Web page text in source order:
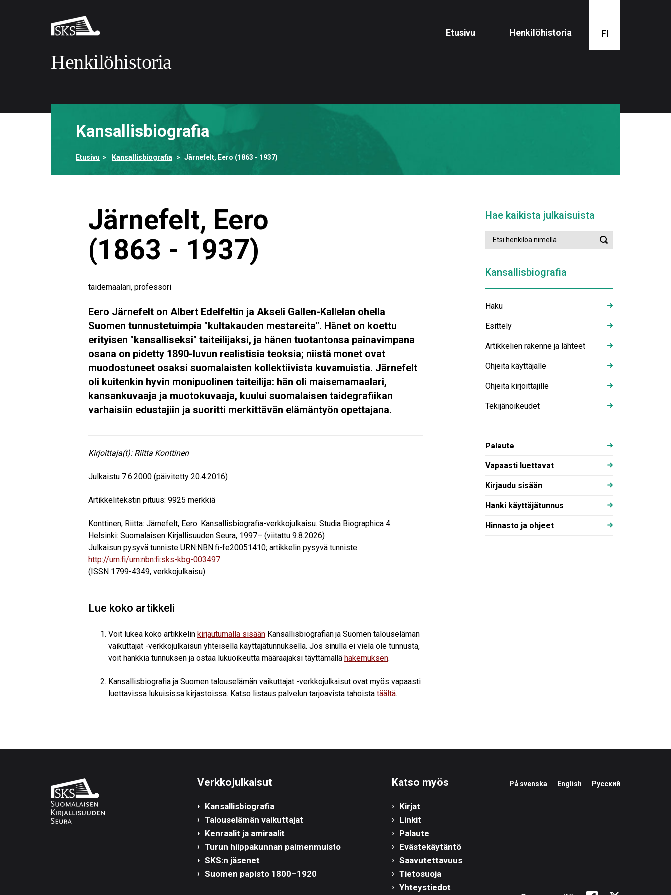
Suomalaisen
kirjallisuuden
Henkilöhistoria
FI
Etusivu Henkilöhistoria
Kansallisbiografia
Etusivu Kansallisbiografia Järnefelt, Eero (1863 - 1937)
Järnefelt, Eero
(1863 - 1937)
taidemaalari, professori
Eero Järnefelt on Albert Edelfeltin ja Akseli Gallen-Kallelan ohella
Suomen tunnustetuimpia "kultakauden mestareita". Hänet on koettu
erityisen "kansalliseksi" taiteilijaksi, ja hänen tuotantonsa painavimpana
osana on pidetty 1890-luvun realistisia teoksia; niistä monet ovat
muodostuneet osaksi suomalaisten kollektiivista kuvamuistia. Järnefelt
oli kuitenkin hyvin monipuolinen taiteilija: hän oli maisemamaalari,
kansankuvaaja ja muotokuvaaja, kuului suomalaisen taidegrafiikan
varhaisiin edustajiin ja suoritti merkittävän elämäntyön opettajana.
Kirjoittaja(t): Riitta Konttinen
Julkaistu 7.6.2000 (päivitetty 20.4.2016)
Artikkelitekstin pituus: 9925 merkkiä
Konttinen, Riitta: Järnefelt, Eero. Kansallisbiografia-verkkojulkaisu. Studia Biographica 4.
Helsinki: Suomalaisen Kirjallisuuden Seura, 1997– (viitattu 9.8.2026)
Julkaisun pysyvä tunniste URN:NBN:fi-fe20051410; artikkelin pysyvä tunniste
http://urn.fi/urn:nbn:fi:sks-kbg-003497
(ISSN 1799-4349, verkkojulkaisu)
Lue koko artikkeli
Voit lukea koko artikkelin kirjautumalla sisään Kansallisbiografian ja Suomen talouselämän
vaikuttajat -verkkojulkaisun yhteisellä käyttäjätunnuksella. Jos sinulla ei vielä ole tunnusta,
voit hankkia tunnuksen ja ostaa lukuoikeutta määräajaksi täyttämällä hakemuksen.
Kansallisbiografia ja Suomen talouselämän vaikuttajat -verkkojulkaisut ovat myös vapaasti
luettavissa lukuisissa kirjastoissa. Katso listaus palvelun tarjoavista tahoista täältä.
Hae kaikista julkaisuista
Etsi
henkilöä
haku
Kansallisbiografia
Haku
Esittely
Artikkelien rakenne ja lähteet
Ohjeita käyttäjälle
Ohjeita kirjoittajille
Tekijänoikeudet
Palaute
Vapaasti luettavat
Kirjaudu sisään
Hanki käyttäjätunnus
Hinnasto ja ohjeet
Verkkojulkaisut
Kansallisbiografia
Talouselämän vaikuttajat
Kenraalit ja amiraalit
Turun hiippakunnan paimenmuisto
SKS:n jäsenet
Suomen papisto 1800–1920
Katso myös
Kirjat
Linkit
Palaute
Evästekäytäntö
Saavutettavuus
Tietosuoja
Yhteystiedot
På svenska English Русский